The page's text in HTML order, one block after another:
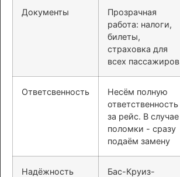
Документы
Прозрачная
работа: налоги,
билеты,
страховка для
всех пассажиров
Ответсвенность
Несём полную
ответственность
за рейс. В случае
поломки - сразу
подаём замену
Надёжность
Бас-Круиз-